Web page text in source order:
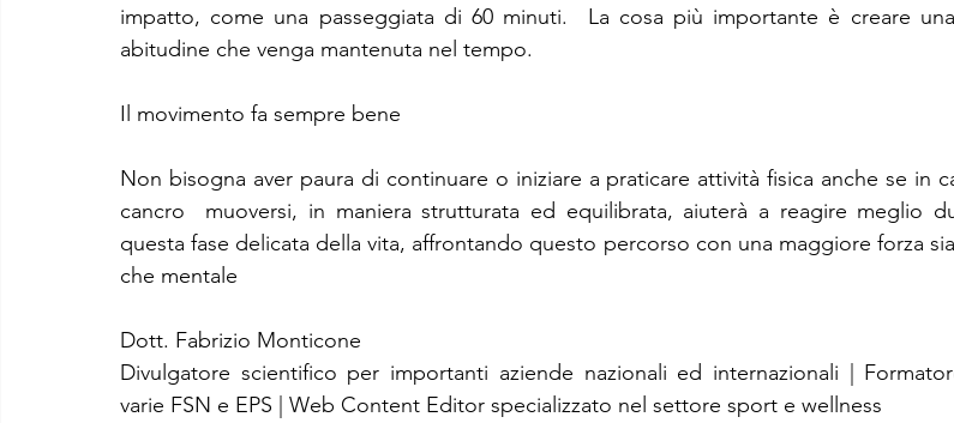
impatto, come una passeggiata di 60 minuti.  La cosa più importante è creare
abitudine che venga mantenuta nel tempo.
Il movimento fa sempre bene
Non bisogna aver paura di continuare o iniziare a praticare attività fisica anche se in
cancro  muoversi, in maniera strutturata ed equilibrata, aiuterà a reagire meglio
questa fase delicata della vita, affrontando questo percorso con una maggiore forza
che mentale
Dott. Fabrizio Monticone
Divulgatore scientifico per importanti aziende nazionali ed internazionali |
varie FSN e EPS | Web Content Editor specializzato nel settore sport e wellness